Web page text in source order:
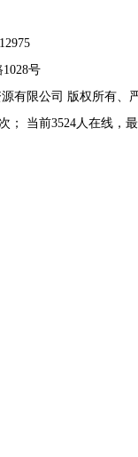
号
有限公司 版权所有、
； 当前3524人在线，